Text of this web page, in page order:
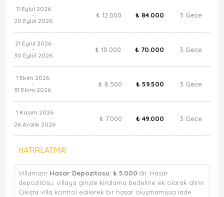
11 Eylül 2026
-
20 Eylül 2026
₺ 12.000 ₺ 84.000 3 Gece
21 Eylül 2026
-
30 Eylül 2026
₺ 10.000 ₺ 70.000 3 Gece
1 Ekim 2026
-
31 Ekim 2026
₺ 8.500 ₺ 59.500 3 Gece
1 Kasım 2026
-
26 Aralık 2026
₺ 7.000 ₺ 49.000 3 Gece
HATIRLATMA!
Villamızın Hasar Depozitosu: ₺ 5.000'dir. Hasar
depozitosu, villaya girişte kiralama bedeline ek olarak alınır.
Çıkışta villa kontrol edilerek bir hasar oluşmamışsa iade